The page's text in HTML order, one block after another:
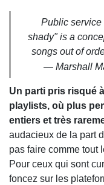
Public service
shady" is a
songs out of
— Marshall
Un parti pris risqué
playlists, où plus
entiers et très
audacieux de la part
pas faire comme tout
Pour ceux qui sont
foncez sur les